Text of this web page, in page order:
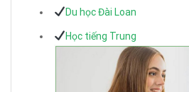
Du học Đài Loan
Học tiếng Trung